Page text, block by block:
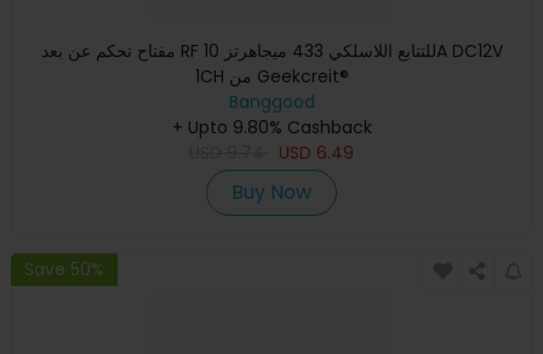
مفتاح تحكم عن بعد RF للتتابع اللاسلكي 433 ميجاهرتز 10A DC12V
1CH من Geekcreit®
Banggood
+ Upto 9.80% Cashback
USD 6.49
Buy Now
Save 50%